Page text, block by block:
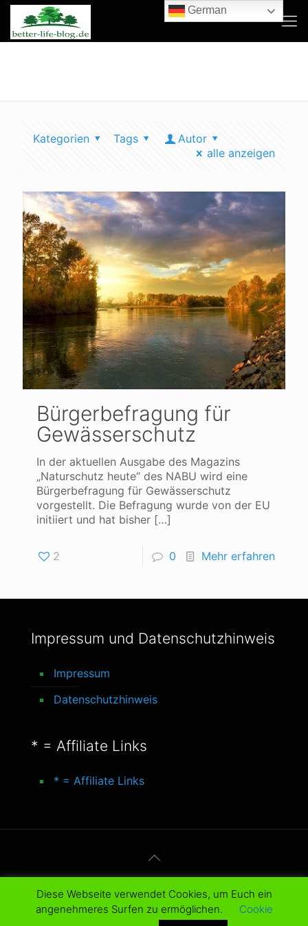
Kategorien Tags
Autor
alle anzeigen
Bürgerbefragung für
Gewässerschutz
In der aktuellen Ausgabe des Magazins
„Naturschutz heute“ des NABU wird eine
Bürgerbefragung für Gewässerschutz
vorgestellt. Die Befragung wurde von der EU
initiiert und hat bisher […]
2 0 Mehr erfahren
Impressum und Datenschutzhinweis
Impressum
Datenschutzhinweis
* = Affiliate Links
* = Affiliate Links
© 2016-2025 better-life-blog. All Rights
Reserved.
Diese Webseite verwendet Cookies, um Euch ein
angenehmeres Surfen zu ermöglichen.
Cookie
German